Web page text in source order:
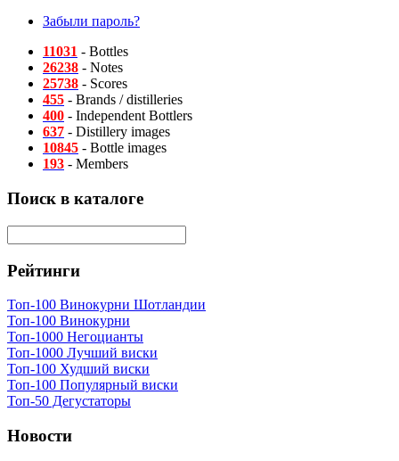
Забыли пароль?
11031 - Bottles
26238 - Notes
25738 - Scores
455 - Brands / distilleries
400 - Independent Bottlers
637 - Distillery images
10845 - Bottle images
193 - Members
Поиск в каталоге
Рейтинги
Топ-100 Винокурни Шотландии
Топ-100 Винокурни
Топ-1000 Негоцианты
Топ-1000 Лучший виски
Топ-100 Худший виски
Топ-100 Популярный виски
Топ-50 Дегустаторы
Новости